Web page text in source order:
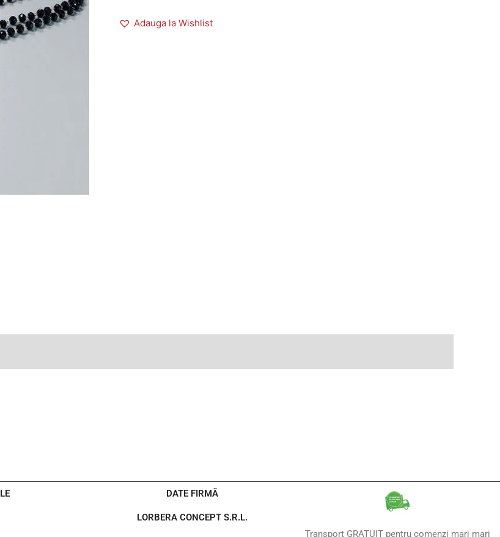
Adauga la Wishlist
DATE FIRMĂ
LORBERA CONCEPT S.R.L.
Transport GRATUIT pentru comenzi mari mari